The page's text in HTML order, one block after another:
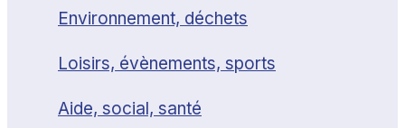
Environnement, déchets
Loisirs, évènements, sports
Aide, social, santé